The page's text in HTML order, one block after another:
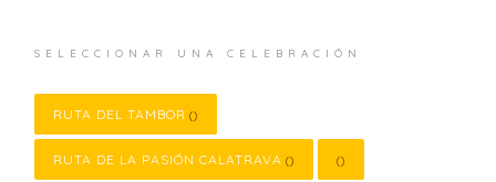
SELECCIONAR UNA CELEBRACIÓN
RUTA DEL TAMBOR ()
RUTA DE LA PASIÓN CALATRAVA () ()